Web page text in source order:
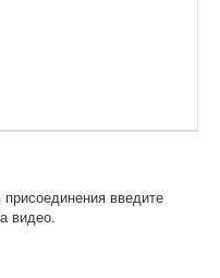
введите
видео.